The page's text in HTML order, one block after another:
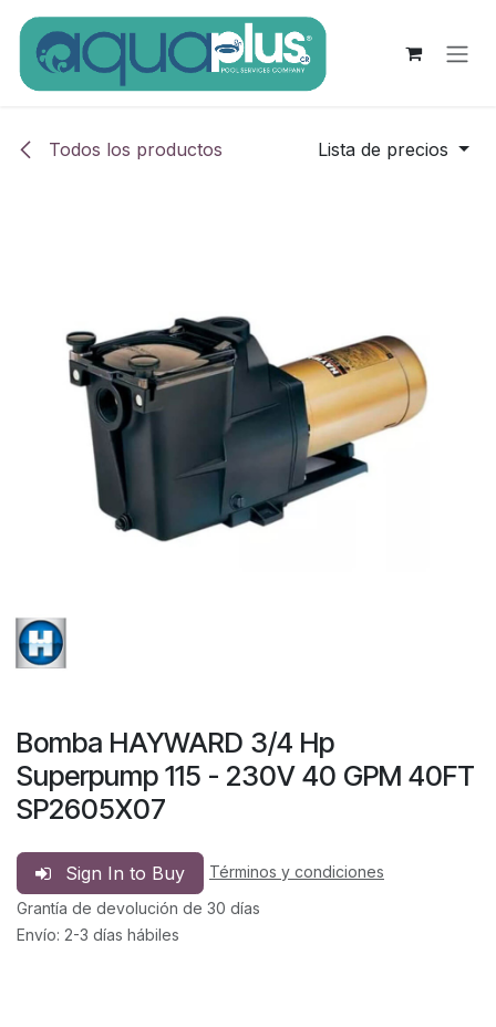
Ir al contenido
Todos los productos Lista de precios
Bomba HAYWARD 3/4 Hp
Superpump 115 - 230V 40 GPM 40FT
SP2605X07
Sign In to Buy
Términos y condiciones
Grantía de devolución de 30 días
Envío: 2-3 días hábiles